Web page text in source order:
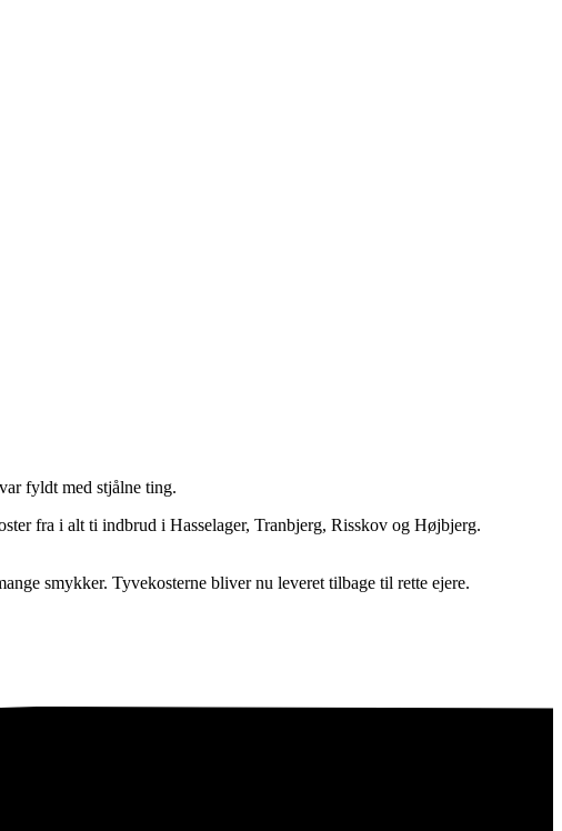
fyldt med stjålne ting.
fra i alt ti indbrud i Hasselager, Tranbjerg, Risskov og Højbjerg.
smykker. Tyvekosterne bliver nu leveret tilbage til rette ejere.